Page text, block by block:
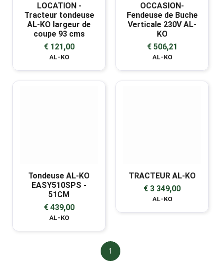
LOCATION -
Tracteur tondeuse
AL-KO largeur de
coupe 93 cms
€ 121,00
AL-KO
OCCASION-
Fendeuse de Buche
Verticale 230V AL-
KO
€ 506,21
AL-KO
Tondeuse AL-KO
EASY510SPS -
51CM
€ 439,00
AL-KO
TRACTEUR AL-KO
€ 3 349,00
AL-KO
1